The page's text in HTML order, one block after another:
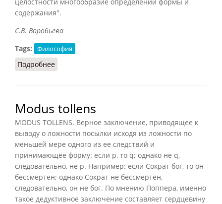
содержания".
С.В. Воробьева
Tags:
Философия
Подробнее
Modus tollens
MODUS TOLLENS. Верное заключение, приводящее к
выводу о ложности посылки исходя из ложности по
меньшей мере одного из ее следствий и
принимающее форму: если р, то q; однако не q,
следовательно, не р. Например: если Сократ бог, то он
бессмертен; однако Сократ не бессмертен,
следовательно, он не бог. По мнению Поппера, именно
такое дедуктивное заключение составляет сердцевину